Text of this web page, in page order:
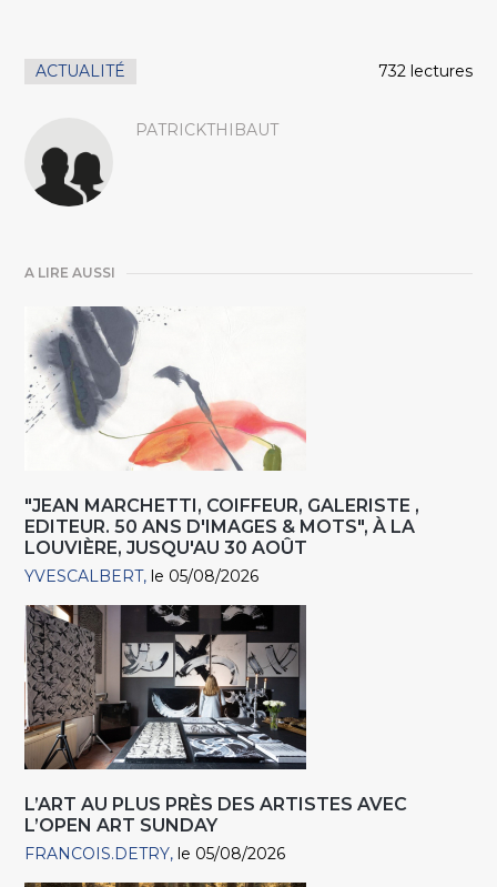
ACTUALITÉ 732 lectures
PATRICKTHIBAUT
A LIRE AUSSI
"JEAN MARCHETTI, COIFFEUR, GALERISTE ,
EDITEUR. 50 ANS D'IMAGES & MOTS", À LA
LOUVIÈRE, JUSQU'AU 30 AOÛT
YVESCALBERT le 05/08/2026
L’ART AU PLUS PRÈS DES ARTISTES AVEC
L’OPEN ART SUNDAY
FRANCOIS.DETRY le 05/08/2026